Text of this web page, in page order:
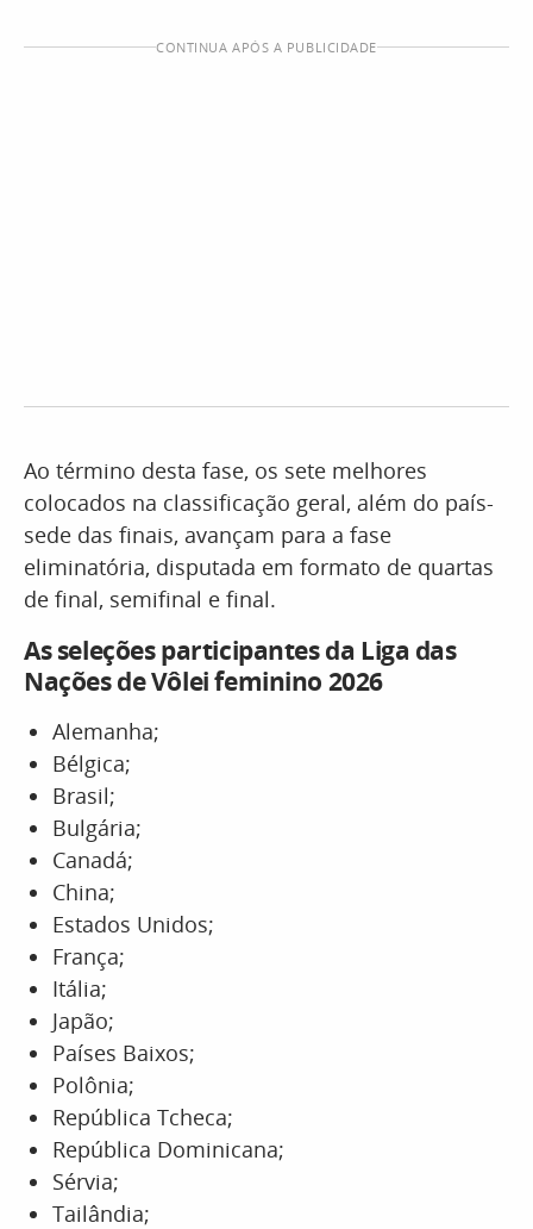
CONTINUA APÓS A PUBLICIDADE
Ao término desta fase, os sete melhores
colocados na classificação geral, além do país-
sede das finais, avançam para a fase
eliminatória, disputada em formato de quartas
de final, semifinal e final.
As seleções participantes da Liga das
Nações de Vôlei feminino 2026
Alemanha;
Bélgica;
Brasil;
Bulgária;
Canadá;
China;
Estados Unidos;
França;
Itália;
Japão;
Países Baixos;
Polônia;
República Tcheca;
República Dominicana;
Sérvia;
Tailândia;